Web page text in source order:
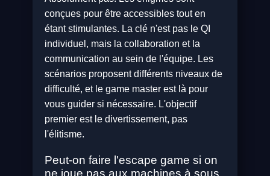
conçues pour être accessibles tout en
étant stimulantes. La clé n'est pas le QI
individuel, mais la collaboration et la
communication au sein de l'équipe. Les
scénarios proposent différents niveaux de
difficulté, et le game master est là pour
vous guider si nécessaire. L'objectif
premier est le divertissement, pas
l'élitisme.
Peut-on faire l'escape game si on
ne joue pas aux machines à sous